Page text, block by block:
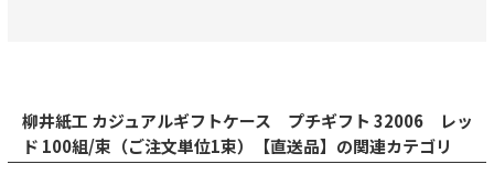
柳井紙工 カジュアルギフトケース プチギフト 32006 レッ
ド 100組/束（ご注文単位1束）【直送品】の関連カテゴリ